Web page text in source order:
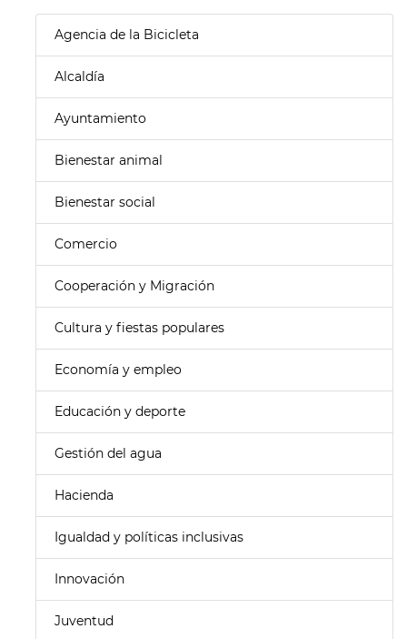
Agencia de la Bicicleta
Alcaldía
Ayuntamiento
Bienestar animal
Bienestar social
Comercio
Cooperación y Migración
Cultura y fiestas populares
Economía y empleo
Educación y deporte
Gestión del agua
Hacienda
Igualdad y políticas inclusivas
Innovación
Juventud